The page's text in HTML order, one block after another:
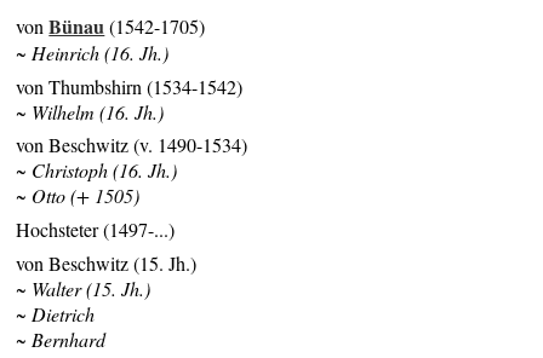
vonBünau(1542-1705)
~ Heinrich (16. Jh.)
von Thumbshirn (1534-1542)
~ Wilhelm (16. Jh.)
von Beschwitz (v. 1490-1534)
~ Christoph (16. Jh.)
~ Otto (+ 1505)
Hochsteter (1497-...)
von Beschwitz (15. Jh.)
~ Walter (15. Jh.)
~ Dietrich
~ Bernhard